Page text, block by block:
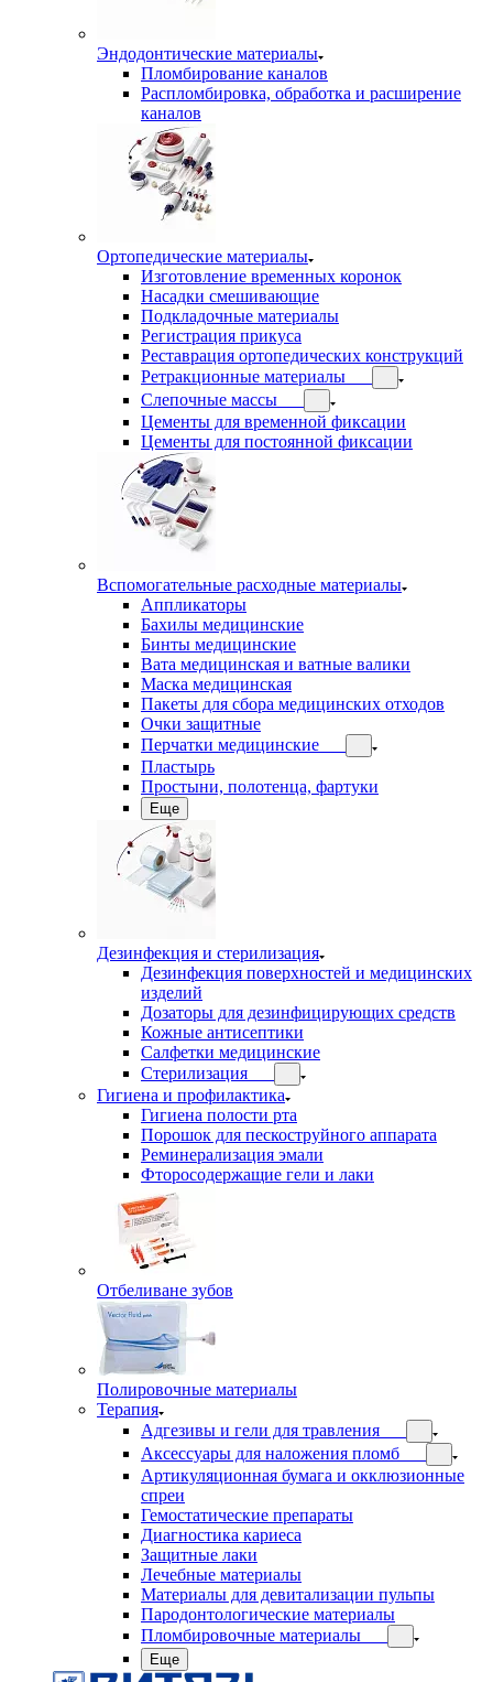
Эндодонтические материалы
Пломбирование каналов
Распломбировка, обработка и расширение
каналов
Ортопедические материалы
Изготовление временных коронок
Насадки смешивающие
Подкладочные материалы
Регистрация прикуса
Реставрация ортопедических конструкций
Ретракционные материалы
Слепочные массы
Цементы для временной фиксации
Цементы для постоянной фиксации
Вспомогательные расходные материалы
Аппликаторы
Бахилы медицинские
Бинты медицинские
Вата медицинская и ватные валики
Маска медицинская
Пакеты для сбора медицинских отходов
Очки защитные
Перчатки медицинские
Пластырь
Простыни, полотенца, фартуки
Еще
Дезинфекция и стерилизация
Дезинфекция поверхностей и медицинских
изделий
Дозаторы для дезинфицирующих средств
Кожные антисептики
Салфетки медицинские
Стерилизация
Гигиена и профилактика
Гигиена полости рта
Порошок для пескоструйного аппарата
Реминерализация эмали
Фторосодержащие гели и лаки
Отбеливане зубов
Полировочные материалы
Терапия
Адгезивы и гели для травления
Аксессуары для наложения пломб
Артикуляционная бумага и окклюзионные
спреи
Гемостатические препараты
Диагностика кариеса
Защитные лаки
Лечебные материалы
Материалы для девитализации пульпы
Пародонтологические материалы
Пломбировочные материалы
Еще